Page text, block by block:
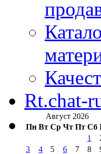
Rt.chat-
Август 2026
Пн Вт Ср Чт Пт Сб
1
3
4 5 6 7 8